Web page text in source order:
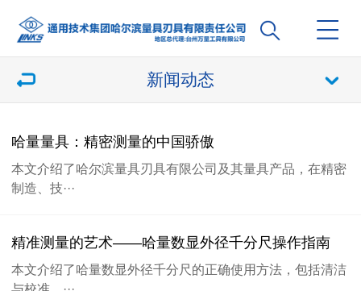
新闻动态
哈量量具：精密测量的中国骄傲
本文介绍了哈尔滨量具刃具有限公司及其量具产品，在精密
制造、技···
精准测量的艺术——哈量数显外径千分尺操作指南
本文介绍了哈量数显外径千分尺的正确使用方法，包括清洁